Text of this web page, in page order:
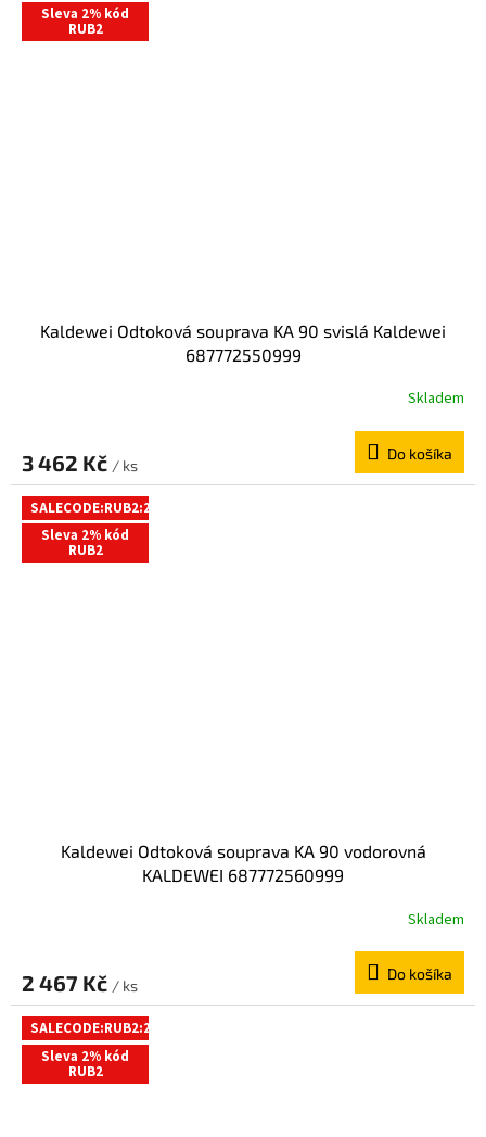
Sleva 2% kód
RUB2
Kaldewei Odtoková souprava KA 90 svislá Kaldewei
687772550999
Skladem
3 462 Kč / ks
Do košíka
SALECODE:RUB2:2:%
Sleva 2% kód
RUB2
Kaldewei Odtoková souprava KA 90 vodorovná
KALDEWEI 687772560999
Skladem
2 467 Kč / ks
Do košíka
SALECODE:RUB2:2:%
Sleva 2% kód
RUB2